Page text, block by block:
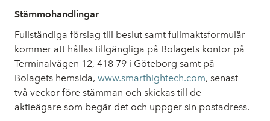
Stämmohandlingar
Fullständiga förslag till beslut samt fullmaktsformulär
kommer att hållas tillgängliga på Bolagets kontor på
Terminalvägen 12, 418 79 i Göteborg samt på
Bolagets hemsida, www.smarthightech.com, senast
två veckor före stämman och skickas till de
aktieägare som begär det och uppger sin postadress.